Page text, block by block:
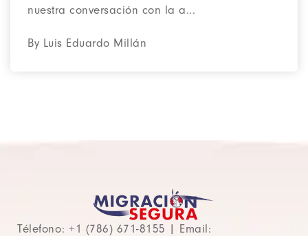
nuestra conversación con la a...
By Luis Eduardo Millán
Télefono: +1 (786) 671-8155 | Email: